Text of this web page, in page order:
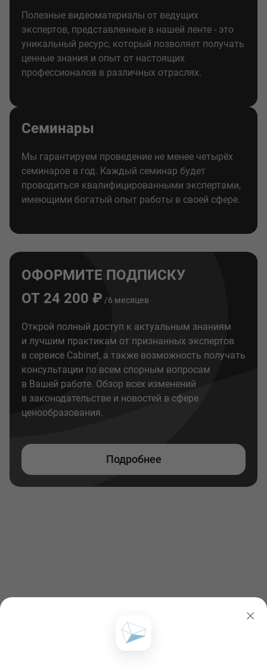
Полезные видеоматериалы от ведущих
экспертов, представленные в нашей ленте - это
уникальный ресурс, который позволяет получать
ценные знания и опыт от настоящих
профессионалов в различных отраслях.
Семинары
Мы гарантируем проведение не менее четырёх
семинаров в год. Каждый семинар будет
проводиться квалифицированными экспертами,
имеющими богатый опыт работы в своей сфере.
ОФОРМИТЕ ПОДПИСКУ
ОТ 24 200 ₽ /6 месяцев
Открой полный доступ к актуальным знаниям
и лучшим практикам от признанных экспертов
в сервисе Cabinet, а также возможность получать
консультации по всем спорным вопросам
в Вашей работе. Обзор всех изменений
в законодательстве и новостей в сфере
ценообразования.
Подробнее